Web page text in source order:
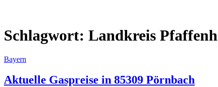
Schlagwort: Landkreis
Bayern
Aktuelle Gaspreise in 85309 Pörnbach